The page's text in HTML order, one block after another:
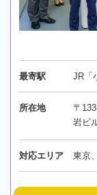
最寄駅 JR「
所在地
〒
岩ビ
対応エリア 東京